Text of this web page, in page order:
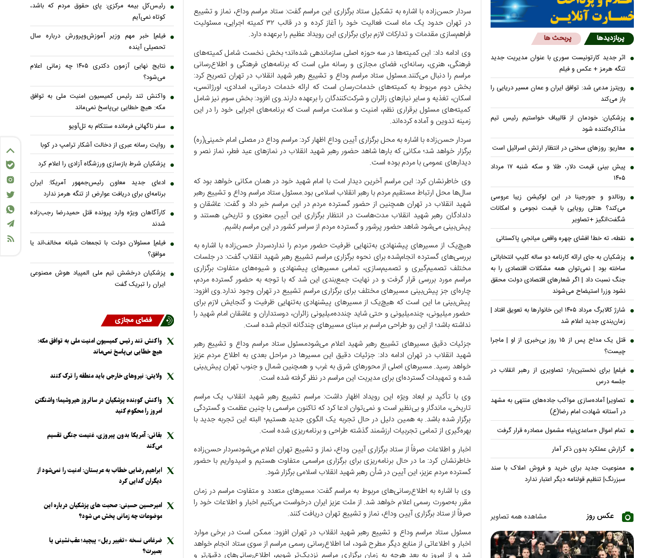
سردار حسن‌زاده با اشاره به تشکیل ستاد برگزاری این مراسم گفت: ستاد مراسم وداع، نماز و تشییع
در تهران حدود یک ماه است فعالیت خود را آغاز کرده و در قالب ۳۲ کمیته اجرایی، مسئولیت
فراهم‌سازی مقدمات و تدارکات لازم برای برگزاری این رویداد عظیم را برعهده دارد.
وی ادامه داد: این کمیته‌ها در سه حوزه اصلی سازماندهی شده‌اند؛ بخش نخست شامل کمیته‌های
فرهنگی، هنری، رسانه‌ای، فضای مجازی و رسانه ملی است که برنامه‌های فرهنگی و اطلاع‌رسانی
مراسم را دنبال می‌کنند.مسئول ستاد مراسم وداع و تشییع رهبر شهید انقلاب در تهران تصریح کرد:
بخش دوم مربوط به کمیته‌های خدمات‌رسان است که ارائه خدمات درمانی، امدادی، اورژانسی،
اسکان، تغذیه و سایر نیازهای زائران و شرکت‌کنندگان را برعهده دارند.وی افزود: بخش سوم نیز شامل
کمیته‌های مسئول برقراری نظم، امنیت و سلامت مراسم است که برنامه‌های اجرایی خود را در این
زمینه تدوین و آماده کرده‌اند.
سردار حسن‌زاده با اشاره به محل برگزاری آیین وداع اظهار کرد: مراسم وداع در مصلی امام خمینی(ره)
برگزار خواهد شد؛ مکانی که بارها شاهد حضور رهبر شهید انقلاب در نمازهای عید فطر، نماز نصر و
دیدارهای عمومی با مردم بوده است.
وی خاطرنشان کرد: این مراسم آخرین دیدار امت با امام شهید خود در همان مکانی خواهد بود که
سال‌ها محل ارتباط مستقیم مردم با رهبر انقلاب اسلامی بود.مسئول ستاد مراسم وداع و تشییع رهبر
شهید انقلاب در تهران همچنین از حضور گسترده مردم در این مراسم خبر داد و گفت: عاشقان و
دلدادگان رهبر شهید انقلاب مدت‌هاست در انتظار برگزاری این آیین معنوی و تاریخی هستند و
پیش‌بینی می‌شود شاهد حضور پرشور و گسترده مردم از سراسر کشور در این مراسم باشیم.
هیچ‌یک از مسیرهای پیشنهادی به‌تنهایی ظرفیت حضور مردم را نداردسردار حسن‌زاده با اشاره به
بررسی‌های گسترده انجام‌شده برای نحوه برگزاری مراسم تشییع رهبر شهید انقلاب گفت: در جلسات
مختلف تصمیم‌گیری و تصمیم‌سازی، تمامی مسیرهای پیشنهادی و شیوه‌های متفاوت برگزاری
مراسم مورد بررسی قرار گرفت و در نهایت جمع‌بندی این شد که با توجه به حضور گسترده مردم،
چاره‌ای جز پیش‌بینی مسیرهای مختلف برای برگزاری مراسم تشییع در تهران وجود ندارد.وی افزود:
پیش‌بینی ما این است که هیچ‌یک از مسیرهای پیشنهادی به‌تنهایی ظرفیت و گنجایش لازم برای
حضور میلیونی، چندمیلیونی و حتی شاید چندده‌میلیونی زائران، دوستداران و عاشقان امام شهید را
نداشته باشد؛ از این رو طراحی مراسم بر مبنای مسیرهای چندگانه انجام شده است.
جزئیات دقیق مسیرهای تشییع رهبر شهید اعلام می‌شودمسئول ستاد مراسم وداع و تشییع رهبر
شهید انقلاب در تهران ادامه داد: جزئیات دقیق این مسیرها در مراحل بعدی به اطلاع مردم عزیز
خواهد رسید. مسیرهای اصلی از محورهای شرق به غرب و همچنین شمال و جنوب تهران پیش‌بینی
شده و تمهیدات گسترده‌ای برای مدیریت این مراسم در نظر گرفته شده است.
وی با تأکید بر ابعاد ویژه این رویداد اظهار داشت: مراسم تشییع رهبر شهید انقلاب یک مراسم
تاریخی، ماندگار و بی‌نظیر است و نمی‌توان ادعا کرد که تاکنون مراسمی با چنین عظمت و گستردگی
برگزار شده باشد. به همین دلیل در حال تجربه یک الگوی جدید هستیم؛ البته این تجربه جدید با
بهره‌گیری از تمامی تجربیات ارزشمند گذشته طراحی و برنامه‌ریزی شده است.
اخبار و اطلاعات صرفاً از ستاد برگزاری آیین وداع، نماز و تشییع تهران اعلام می‌شودسردار حسن‌زاده
خاطرنشان کرد: ما در حال برنامه‌ریزی برای برگزاری مراسمی متفاوت هستیم و امیدواریم با حضور
گسترده مردم عزیز، این آیین در شأن رهبر شهید انقلاب اسلامی برگزار شود.
وی با اشاره به اطلاع‌رسانی‌های مربوط به مراسم گفت: مسیرهای متعدد و متفاوت مراسم در زمان
مقرر به‌صورت رسمی اعلام خواهد شد. از ملت عزیز ایران درخواست می‌کنیم اخبار و اطلاعات خود را
صرفاً از ستاد برگزاری آیین وداع، نماز و تشییع تهران دریافت کنند.
مسئول ستاد مراسم وداع و تشییع رهبر شهید انقلاب در تهران افزود: ممکن است در برخی موارد
اخبار و اطلاعاتی از منابع دیگر مطرح شود، اما اطلاع‌رسانی رسمی مراسم از سوی ستاد انجام خواهد
شد و از امروز به بعد هرچه به زمان برگزاری مراسم نزدیک‌تر شویم، اطلاع‌رسانی‌های دقیق‌تر و
پربازدیدها پربحث ها
اثر جدید کارتونیست سوری با عنوان مدیریت جدید
تنگه هرمز + عکس و فیلم
رویترز مدعی شد: توافق ایران و عمان مسیر دریایی را
باز می‌کند
پزشکیان: خودمان از قالیباف خواستیم رئیس تیم
مذاکره‌کننده شود
معاریو: روزهای سختی در انتظار ارتش اسرائیل است
پیش بینی قیمت دلار، طلا و سکه شنبه ۱۷ مرداد
۱۴۰۵
رونالدو و جورجینا در این لوکیشن زیبا عروسی
می‌کند؟ هتلی رویایی با قیمت نجومی و امکانات
شگفت‌انگیز +تصاویر
نقطه، ته خط! افشای چهره واقعی میانجیِ پاکستانی
پزشکیان به جای ارائه کارنامه دو ساله کلیپ انتخاباتی
ساخته بود | نمی‌توان همه مشکلات اقتصادی را به
جنگ نسبت داد | اگر شعار‌های اقتصادی دولت محقق
نشود وزرا استیضاح می‌شوند
شارژ کالابرگ مرداد ۱۴۰۵ این خانوار‌ها به تعویق افتاد |
زمان‌بندی جدید اعلام شد
قتل یک مداح پس از ۱۵ روز بی‌خبری از او | ماجرا
چیست؟
فیلم| برای نخستین‌بار؛ تصاویری از رهبر انقلاب در
جلسه درس
تصاویر| آماده‌سازی مواکب جاده‌های منتهی به مشهد
در آستانه شهادت امام رضا(ع)
تمام اموال «ساعدی‌نیا» مشمول مصادره قرار گرفت
گزارش عملکرد بدون ذکر آمار
ممنوعیت جدید برای خرید و فروش املاک با سند
سبزرنگ| تنظیم قولنامه دیگر اعتبار ندارد
عکس روز مشاهده همه تصاویر
رئیس‌کل بیمه مرکزی: پای حقوق مردم که باشد،
کوتاه نمی‌آیم
فیلم| خبر مهم وزیر آموزش‌وپرورش درباره سال
تحصیلی آینده
نتایج نهایی آزمون دکتری ۱۴۰۵ چه زمانی اعلام
می‌شود؟
واکنش تند رئیس کمیسیون امنیت ملی به توافق
مکه: هیچ خطایی بی‌پاسخ نمی‌ماند
سفر ناگهانی فرمانده سنتکام به تل‌آویو
روایت رسانه عبری از دخالت آشکار ترامپ در کوبا
پزشکیان شرط بازسازی ورزشگاه آزادی را اعلام کرد
ادعای جدید معاون رئیس‌جمهور آمریکا: ایران
برنامه‌ای برای دریافت عوارض از تنگه هرمز ندارد
کارآگاهان ویژه وارد پرونده قتل حمیدرضا رجب‌زاده
شدند
فیلم| مسئولان دولت با تجمعات شبانه مخالف‌اند یا
موافق؟
پزشکیان درخشش تیم ملی المپیاد هوش مصنوعی
ایران را تبریک گفت
فضای مجازی
واکنش تند رئیس کمیسیون امنیت ملی به توافق مکه:
هیچ خطایی بی‌پاسخ نمی‌ماند
ولایتی: نیرو‌های خارجی باید منطقه را ترک کنند
واکنش کوبنده پزشکیان در سالروز هیروشیما؛ واشنگتن
امروز را محکوم کنید
بقائی: آمریکا بدون پیروزی، غنیمت جنگی تقسیم
می‌کند
ابراهیم رضایی خطاب به عربستان: امنیت را نمی‌شود از
دیگران گدایی کرد
امیرحسین حسینی: صحبت های پزشکیان درباره این
موضوعات چه زمانی پخش می شود؟
ضرغامی نسخه «تغییر ریل» پیچید؛ عقب‌نشینی یا
بصیرت؟